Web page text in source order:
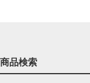
商品検索